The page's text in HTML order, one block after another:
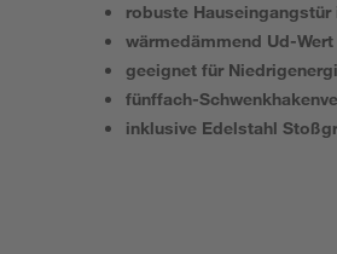
robuste
wärmedämmend Ud-Wert
geeignet für
fünffach-
inklusive Edelstahl